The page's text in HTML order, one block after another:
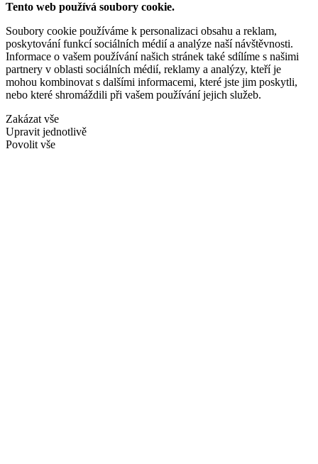
Tento web používá soubory cookie.
Soubory cookie používáme k personalizaci obsahu a reklam,
poskytování funkcí sociálních médií a analýze naší návštěvnosti.
Informace o vašem používání našich stránek také sdílíme s našimi
partnery v oblasti sociálních médií, reklamy a analýzy, kteří je
mohou kombinovat s dalšími informacemi, které jste jim poskytli,
nebo které shromáždili při vašem používání jejich služeb.
Zakázat vše
Upravit jednotlivě
Povolit vše